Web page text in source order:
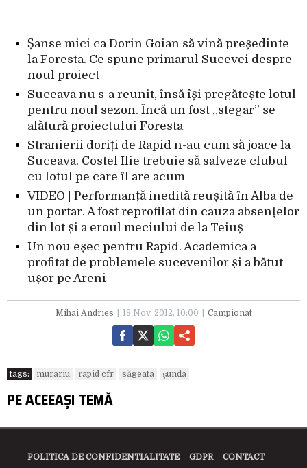
Șanse mici ca Dorin Goian să vină președinte
la Foresta. Ce spune primarul Sucevei despre
noul proiect
Suceava nu s-a reunit, însă își pregătește lotul
pentru noul sezon. Încă un fost „stegar” se
alătură proiectului Foresta
Stranierii doriți de Rapid n-au cum să joace la
Suceava. Costel Ilie trebuie să salveze clubul
cu lotul pe care îl are acum
VIDEO | Performanță inedită reușită în Alba de
un portar. A fost reprofilat din cauza absențelor
din lot și a eroul meciului de la Teiuș
Un nou eșec pentru Rapid. Academica a
profitat de problemele sucevenilor și a bătut
ușor pe Areni
Mihai Andries 18 Nov. 2012, 10:00 Campionat
tags: murariu rapid cfr săgeata șunda
PE ACEEAȘI TEMĂ
POLITICA DE CONFIDENTIALITATE GDPR CONTACT